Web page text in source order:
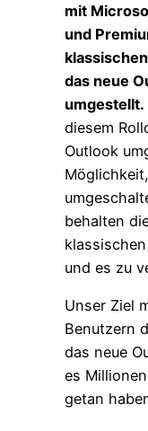
mit
und
das neue
umgestellt.
diesem
Outlook
behalten
und es zu
Unser Ziel
Benutzern
das neue
es
getan